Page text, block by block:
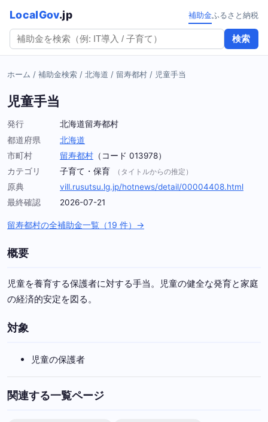
LocalGov.jp
検索
補助金ふるさと納税
ホーム / 補助金検索 / 北海道 / 留寿都村 / 児童手当
児童手当
発行
北海道留寿都村
都道府県
北海道
市町村
留寿都村 （コード 013978）
カテゴリ
子育て・保育 （タイトルからの推定）
原典
vill.rusutsu.lg.jp/hotnews/detail/00004408.html
最終確認
2026-07-21
留寿都村の全補助金一覧（19 件）→
概要
児童を養育する保護者に対する手当。児童の健全な発育と家庭
の経済的安定を図る。
対象
児童の保護者
関連する一覧ページ